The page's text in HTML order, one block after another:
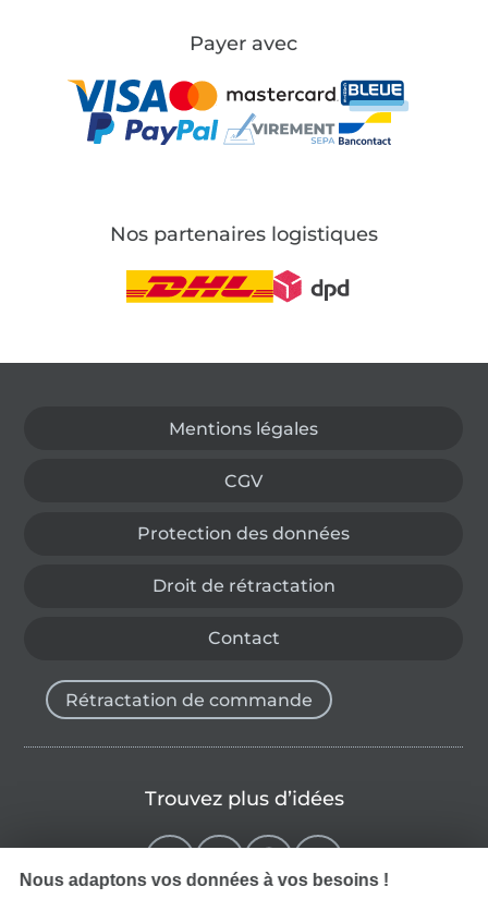
Payer avec
Nos partenaires logistiques
Mentions légales
CGV
Protection des données
Droit de rétractation
Contact
Rétractation de commande
Trouvez plus d’idées
Nous adaptons vos données à vos besoins !